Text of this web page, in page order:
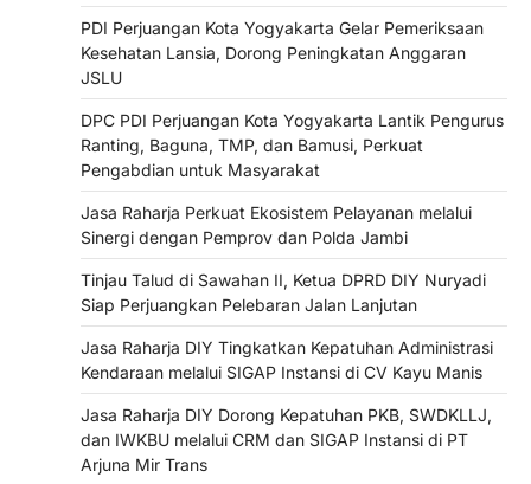
PDI Perjuangan Kota Yogyakarta Gelar Pemeriksaan
Kesehatan Lansia, Dorong Peningkatan Anggaran
JSLU
DPC PDI Perjuangan Kota Yogyakarta Lantik Pengurus
Ranting, Baguna, TMP, dan Bamusi, Perkuat
Pengabdian untuk Masyarakat
Jasa Raharja Perkuat Ekosistem Pelayanan melalui
Sinergi dengan Pemprov dan Polda Jambi
Tinjau Talud di Sawahan II, Ketua DPRD DIY Nuryadi
Siap Perjuangkan Pelebaran Jalan Lanjutan
Jasa Raharja DIY Tingkatkan Kepatuhan Administrasi
Kendaraan melalui SIGAP Instansi di CV Kayu Manis
Jasa Raharja DIY Dorong Kepatuhan PKB, SWDKLLJ,
dan IWKBU melalui CRM dan SIGAP Instansi di PT
Arjuna Mir Trans